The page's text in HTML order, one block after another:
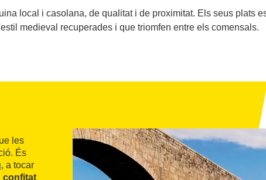
local i casolana, de qualitat i de proximitat. Els seus plats
medieval recuperades i que triomfen entre els comensals.
les
És
, a tocar
confitat